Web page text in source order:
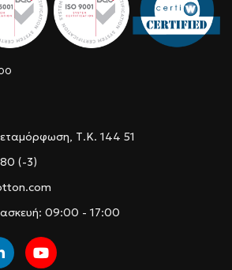
Τ.Κ. 144 51
(-3)
09:00 - 17:00